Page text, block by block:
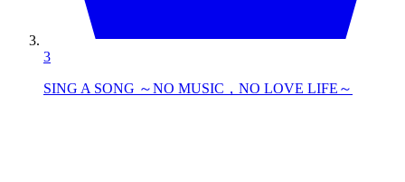
3
SING A SONG ～NO MUSIC，NO LOVE LIFE～